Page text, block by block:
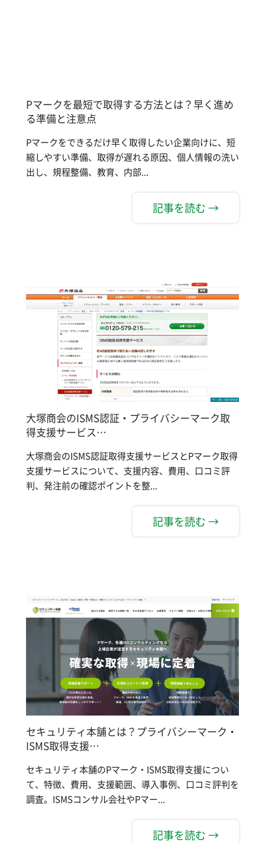
Pマークを最短で取得する方法とは？早く進め
る準備と注意点
Pマークをできるだけ早く取得したい企業向けに、短
縮しやすい準備、取得が遅れる原因、個人情報の洗い
出し、規程整備、教育、内部...
記事を読む →
大塚商会のISMS認証・プライバシーマーク取
得支援サービス…
大塚商会のISMS認証取得支援サービスとPマーク取得
支援サービスについて、支援内容、費用、口コミ評
判、発注前の確認ポイントを整...
記事を読む →
セキュリティ本舗とは？プライバシーマーク・
ISMS取得支援…
セキュリティ本舗のPマーク・ISMS取得支援につい
て、特徴、費用、支援範囲、導入事例、口コミ評判を
調査。ISMSコンサル会社やPマー...
記事を読む →